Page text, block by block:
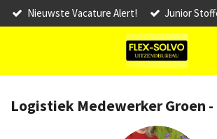
Ga
direct
hoofdinhoud
Nieuwste Vacature Alert! Junior
Logistiek Medewerker Groen